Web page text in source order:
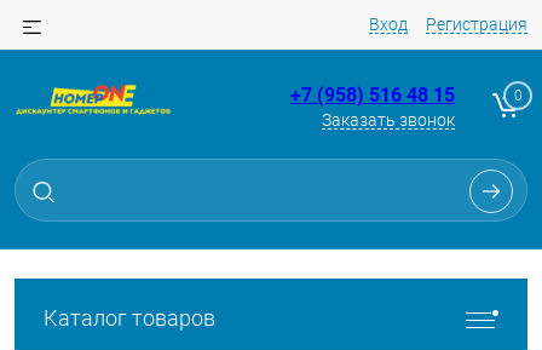
Вход Регистрация
+7 (958) 516 48 15
Заказать звонок
0
Каталог товаров
Для клиентов всех банков
Разбейте
без переплат